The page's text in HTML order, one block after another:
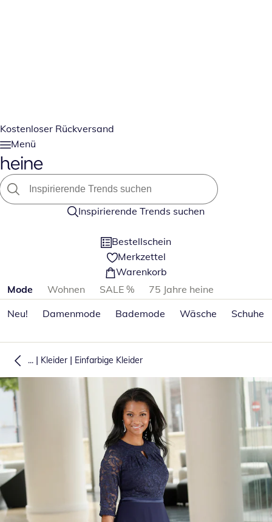
Kostenloser Rückversand
Menü
Inspirierende Trends suchen
Bestellschein
Merkzettel
Warenkorb
Produktkategorien überspringen
Mode Wohnen SALE %
75 Jahre heine
Neu!
Damenmode Bademode Wäsche Schuhe
... | Kleider | Einfarbige Kleider